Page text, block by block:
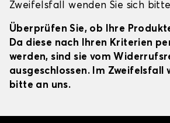
Zweifelsfall wenden Sie sich
Überprüfen Sie, ob Ihre
Da diese nach Ihren Kriterien
werden, sind sie vom
ausgeschlossen. Im Zweifelsfall
bitte an uns.